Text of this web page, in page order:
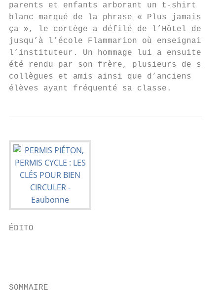
parents et enfants arborant un t-shirt
blanc marqué de la phrase « Plus jamais
ça », le cortège a défilé de l’Hôtel de
jusqu’à l’école Flammarion où enseignait
l’instituteur. Un hommage lui a ensuite
été rendu par son frère, plusieurs de ses
collègues et amis ainsi que d’anciens
élèves ayant fréquenté sa classe.
ÉDITO
SOMMAIRE